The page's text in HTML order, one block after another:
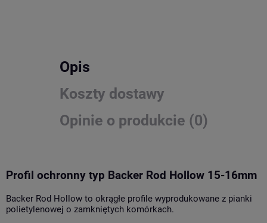
Opis
Koszty dostawy
Opinie o produkcie (0)
Profil ochronny typ Backer Rod Hollow 15-16mm
Backer Rod Hollow to okrągłe profile wyprodukowane z pianki
polietylenowej o zamkniętych komórkach.